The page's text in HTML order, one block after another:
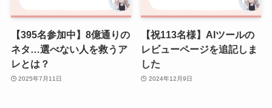
【395名参加中】8億通りの
ネタ…選べない人を救うア
レとは？
2025年7月11日
【祝113名様】AIツールの
レビューページを追記しま
した
2024年12月9日